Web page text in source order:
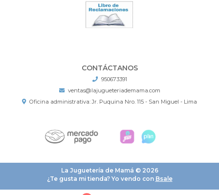
CONTÁCTANOS
950673391
ventas@lajugueteriademama.com
Oficina administrativa: Jr. Puquina Nro. 115 - San Miguel - Lima
La Juguetería de Mamá © 2026
¿Te gusta mi tienda? Yo vendo con Bsale